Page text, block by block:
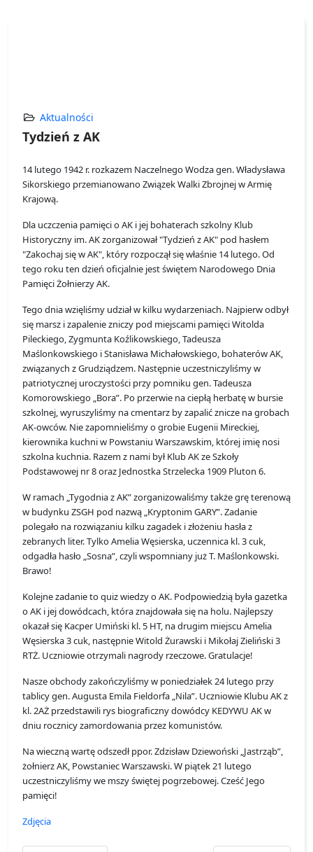
Aktualności
Tydzień z AK
14 lutego 1942 r. rozkazem Naczelnego Wodza gen. Władysława
Sikorskiego przemianowano Związek Walki Zbrojnej w Armię
Krajową.
Dla uczczenia pamięci o AK i jej bohaterach szkolny Klub
Historyczny im. AK zorganizował "Tydzień z AK" pod hasłem
"Zakochaj się w AK", który rozpoczął się właśnie 14 lutego. Od
tego roku ten dzień oficjalnie jest świętem Narodowego Dnia
Pamięci Żołnierzy AK.
Tego dnia wzięliśmy udział w kilku wydarzeniach. Najpierw odbył
się marsz i zapalenie zniczy pod miejscami pamięci Witolda
Pileckiego, Zygmunta Koźlikowskiego, Tadeusza
Maślonkowskiego i Stanisława Michałowskiego, bohaterów AK,
związanych z Grudziądzem. Następnie uczestniczyliśmy w
patriotycznej uroczystości przy pomniku gen. Tadeusza
Komorowskiego „Bora”. Po przerwie na ciepłą herbatę w bursie
szkolnej, wyruszyliśmy na cmentarz by zapalić znicze na grobach
AK-owców. Nie zapomnieliśmy o grobie Eugenii Mireckiej,
kierownika kuchni w Powstaniu Warszawskim, której imię nosi
szkolna kuchnia. Razem z nami był Klub AK ze Szkoły
Podstawowej nr 8 oraz Jednostka Strzelecka 1909 Pluton 6.
W ramach „Tygodnia z AK” zorganizowaliśmy także grę terenową
w budynku ZSGH pod nazwą „Kryptonim GARY”. Zadanie
polegało na rozwiązaniu kilku zagadek i złożeniu hasła z
zebranych liter. Tylko Amelia Węsierska, uczennica kl. 3 cuk,
odgadła hasło „Sosna”, czyli wspomniany już T. Maślonkowski.
Brawo!
Kolejne zadanie to quiz wiedzy o AK. Podpowiedzią była gazetka
o AK i jej dowódcach, która znajdowała się na holu. Najlepszy
okazał się Kacper Umiński kl. 5 HT, na drugim miejscu Amelia
Węsierska 3 cuk, następnie Witold Żurawski i Mikołaj Zieliński 3
RTŻ. Uczniowie otrzymali nagrody rzeczowe. Gratulacje!
Nasze obchody zakończyliśmy w poniedziałek 24 lutego przy
tablicy gen. Augusta Emila Fieldorfa „Nila”. Uczniowie Klubu AK z
kl. 2AŻ przedstawili rys biograficzny dowódcy KEDYWU AK w
dniu rocznicy zamordowania przez komunistów.
Na wieczną wartę odszedł ppor. Zdzisław Dziewoński „Jastrząb”,
żołnierz AK, Powstaniec Warszawski. W piątek 21 lutego
uczestniczyliśmy we mszy świętej pogrzebowej. Cześć Jego
pamięci!
Zdjęcia